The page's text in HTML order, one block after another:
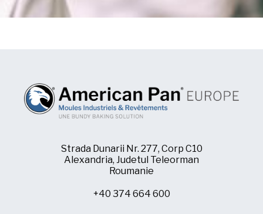
Strada Dunarii Nr. 277, Corp C10
Alexandria, Judetul Teleorman
Roumanie
+40 374 664 600